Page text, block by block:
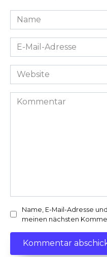
Name
*
E-
Mail-
Adresse
Website
Kommentar
Name, E-Mail-Adresse
meinen nächsten